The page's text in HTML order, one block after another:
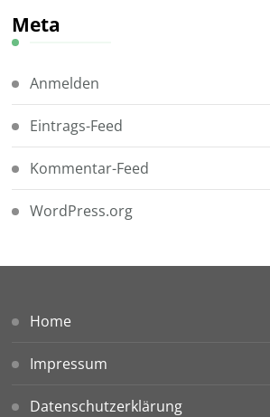
Meta
Anmelden
Eintrags-Feed
Kommentar-Feed
WordPress.org
Home
Impressum
Datenschutzerklärung